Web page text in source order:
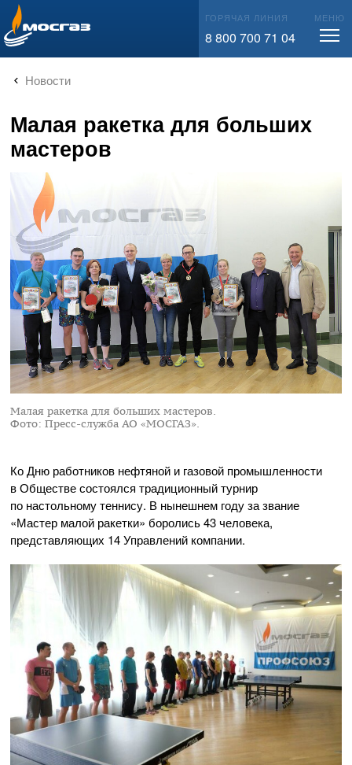
info@mos-gaz.ru ГОРЯЧАЯ ЛИНИЯ
8 800 700 71 04
МЕНЮ
Новости
Малая ракетка для больших
мастеров
Малая ракетка для больших мастеров.
Фото: Пресс-служба АО «МОСГАЗ».
Ко Дню работников нефтяной и газовой промышленности
в Обществе состоялся традиционный турнир
по настольному теннису. В нынешнем году за звание
«Мастер малой ракетки» боролись 43 человека,
представляющих 14 Управлений компании.